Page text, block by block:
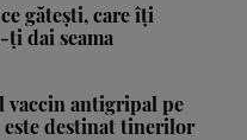
gătești, care îți
dai seama
vaccin antigripal pe
este destinat tinerilor